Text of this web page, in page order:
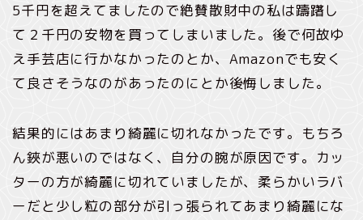
5千円を超えてましたので絶賛散財中の私は躊躇し
て２千円の安物を買ってしまいました。後で何故ゆ
え手芸店に行かなかったのとか、Amazonでも安く
て良さそうなのがあったのにとか後悔しました。
結果的にはあまり綺麗に切れなかったです。もちろ
ん鋏が悪いのではなく、自分の腕が原因です。カッ
ターの方が綺麗に切れていましたが、柔らかいラバ
ーだと少し粒の部分が引っ張られてあまり綺麗にな